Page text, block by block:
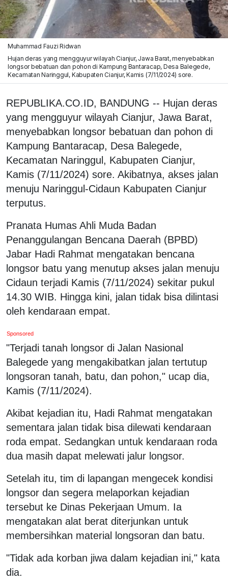
Muhammad Fauzi Ridwan
Hujan deras yang mengguyur wilayah Cianjur, Jawa Barat, menyebabkan
longsor bebatuan dan pohon di Kampung Bantaracap, Desa Balegede,
Kecamatan Naringgul, Kabupaten Cianjur, Kamis (7/11/2024) sore.
REPUBLIKA.CO.ID, BANDUNG -- Hujan deras
yang mengguyur wilayah Cianjur, Jawa Barat,
menyebabkan longsor bebatuan dan pohon di
Kampung Bantaracap, Desa Balegede,
Kecamatan Naringgul, Kabupaten Cianjur,
Kamis (7/11/2024) sore. Akibatnya, akses jalan
menuju Naringgul-Cidaun Kabupaten Cianjur
terputus.
Pranata Humas Ahli Muda Badan
Penanggulangan Bencana Daerah (BPBD)
Jabar Hadi Rahmat mengatakan bencana
longsor batu yang menutup akses jalan menuju
Cidaun terjadi Kamis (7/11/2024) sekitar pukul
14.30 WIB. Hingga kini, jalan tidak bisa dilintasi
oleh kendaraan empat.
Sponsored
"Terjadi tanah longsor di Jalan Nasional
Balegede yang mengakibatkan jalan tertutup
longsoran tanah, batu, dan pohon," ucap dia,
Kamis (7/11/2024).
Akibat kejadian itu, Hadi Rahmat mengatakan
sementara jalan tidak bisa dilewati kendaraan
roda empat. Sedangkan untuk kendaraan roda
dua masih dapat melewati jalur longsor.
Setelah itu, tim di lapangan mengecek kondisi
longsor dan segera melaporkan kejadian
tersebut ke Dinas Pekerjaan Umum. Ia
mengatakan alat berat diterjunkan untuk
membersihkan material longsoran dan batu.
"Tidak ada korban jiwa dalam kejadian ini," kata
dia.